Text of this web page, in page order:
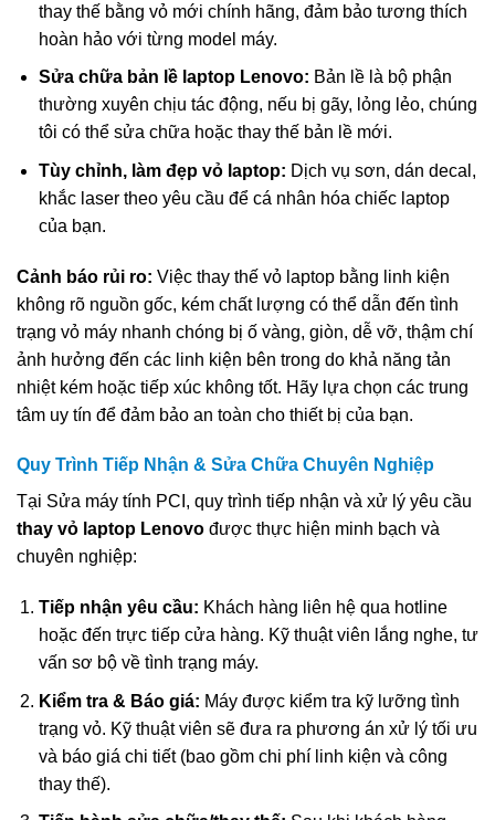
thay thế bằng vỏ mới chính hãng, đảm bảo tương thích
hoàn hảo với từng model máy.
Sửa chữa bản lề laptop Lenovo: Bản lề là bộ phận
thường xuyên chịu tác động, nếu bị gãy, lỏng lẻo, chúng
tôi có thể sửa chữa hoặc thay thế bản lề mới.
Tùy chỉnh, làm đẹp vỏ laptop: Dịch vụ sơn, dán decal,
khắc laser theo yêu cầu để cá nhân hóa chiếc laptop
của bạn.
Cảnh báo rủi ro: Việc thay thế vỏ laptop bằng linh kiện
không rõ nguồn gốc, kém chất lượng có thể dẫn đến tình
trạng vỏ máy nhanh chóng bị ố vàng, giòn, dễ vỡ, thậm chí
ảnh hưởng đến các linh kiện bên trong do khả năng tản
nhiệt kém hoặc tiếp xúc không tốt. Hãy lựa chọn các trung
tâm uy tín để đảm bảo an toàn cho thiết bị của bạn.
Quy Trình Tiếp Nhận & Sửa Chữa Chuyên Nghiệp
Tại Sửa máy tính PCI, quy trình tiếp nhận và xử lý yêu cầu
thay vỏ laptop Lenovo được thực hiện minh bạch và
chuyên nghiệp:
Tiếp nhận yêu cầu: Khách hàng liên hệ qua hotline
hoặc đến trực tiếp cửa hàng. Kỹ thuật viên lắng nghe, tư
vấn sơ bộ về tình trạng máy.
Kiểm tra & Báo giá: Máy được kiểm tra kỹ lưỡng tình
trạng vỏ. Kỹ thuật viên sẽ đưa ra phương án xử lý tối ưu
và báo giá chi tiết (bao gồm chi phí linh kiện và công
thay thế).